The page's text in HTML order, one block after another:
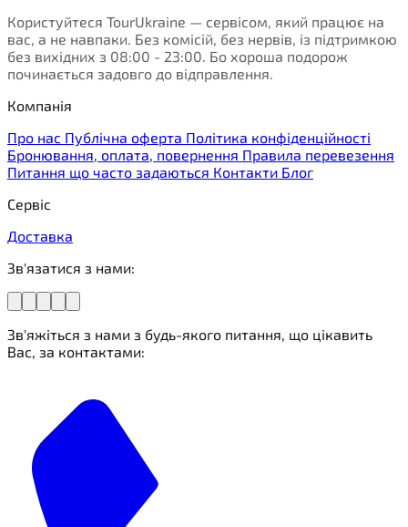
Користуйтеся TourUkraine — сервісом, який працює на
вас, а не навпаки. Без комісій, без нервів, із підтримкою
без вихідних з 08:00 - 23:00. Бо хороша подорож
починається задовго до відправлення.
Компанія
Про нас Публічна оферта Політика конфіденційності
Бронювання, оплата, повернення Правила перевезення
Питання що часто задаються Контакти Блог
Сервіс
Доставка
Зв'язатися з нами:
Зв'яжіться з нами з будь-якого питання, що цікавить
Вас, за контактами: